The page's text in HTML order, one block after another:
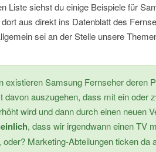
Liste siehst du einige Beispiele für
aus direkt ins Datenblatt des
sei an der Stelle unsere
existieren Samsung Fernseher deren
davon auszugehen, dass mit ein oder
wird und dann durch einen neuen
, dass wir irgendwann einen TV
oder? Marketing-Abteilungen ticken da